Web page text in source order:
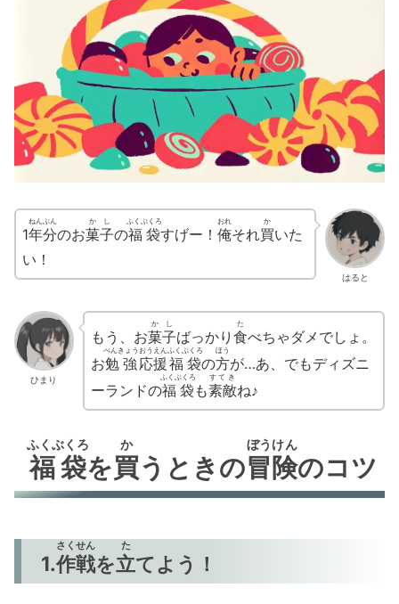
はると
1年
ねん
分
ぶん
のお菓子
かし
の福袋
ふくぶくろ
すげー！ 俺
おれ
それ買
か
いた
い！
ひまり
もう、お菓子
かし
ばっかり 食
た
べちゃダメでしょ。
お勉強
べんきょう
応援
おうえん
福袋
ふくぶくろ
の方
ほう
が…あ、でもディズニ
ーランドの福袋
ふくぶくろ
も素敵
すてき
ね♪
福袋
ふくぶくろ
を買
か
うときの冒険
ぼうけん
のコツ
1.作戦
さくせん
を立
た
てよう！